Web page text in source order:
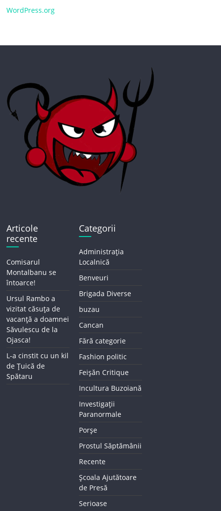
WordPress.org
Articole
recente
Comisarul
Montalbanu se
întoarce!
Ursul Rambo a
vizitat căsuța de
vacanță a doamnei
Săvulescu de la
Ojasca!
L-a cinstit cu un kil
de Țuică de
Spătaru
Categorii
Administrația
Localnică
Benveuri
Brigada Diverse
buzau
Cancan
Fără categorie
Fashion politic
Feișăn Critique
Incultura Buzoiană
Investigații
Paranormale
Porșe
Prostul Săptămânii
Recente
Școala Ajutătoare
de Presă
Serioase